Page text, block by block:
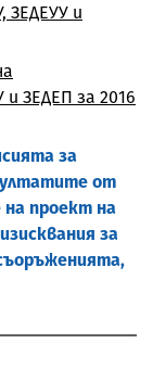
ЗЕДЕУУ и
ЗЕДЕП за 2016
за
от
проект на
за